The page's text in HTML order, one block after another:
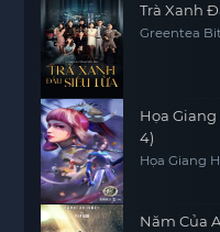
Trà Xanh
Greentea
Họa
4)
Họa Giang
Năm Của